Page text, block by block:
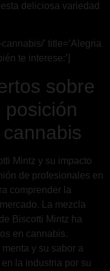
deliciosa variedad
’ title=’Alegria
te interese:’]
sobre
posición
Mintz y su impacto
de profesionales en
comprender la
La mezcla
Biscotti Mintz ha
en cannabis.
y su sabor a
la industria por su